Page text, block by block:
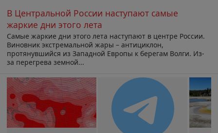
В Центральной России наступают самые
жаркие дни этого лета
Самые жаркие дни этого лета наступают в центре России.
Виновник экстремальной жары – антициклон,
протянувшийся из Западной Европы к берегам Волги. Из-
за перегрева земной...